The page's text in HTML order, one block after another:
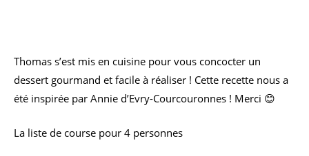
Thomas s’est mis en cuisine pour vous concocter un
dessert gourmand et facile à réaliser ! Cette recette nous a
été inspirée par Annie d’Evry-Courcouronnes ! Merci 😊
La liste de course pour 4 personnes